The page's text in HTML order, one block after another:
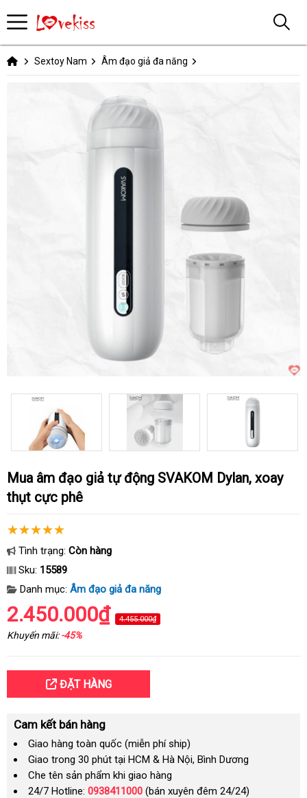
Sextoy Nam Âm đạo giả đa năng
Mua âm đạo giả tự động SVAKOM Dylan, xoay
thụt cực phê
Tình trạng: Còn hàng
Sku: 15589
Danh mục: Âm đạo giả đa năng
2.450.000₫ 4.455.000₫
Khuyến mãi:-45%
ĐẶT HÀNG
Cam kết bán hàng
Giao hàng toàn quốc (miễn phí ship)
Giao trong 30 phút tại HCM & Hà Nội, Bình Dương
Che tên sản phẩm khi giao hàng
24/7 Hotline: 0938411000 (bán xuyên đêm 24/24)